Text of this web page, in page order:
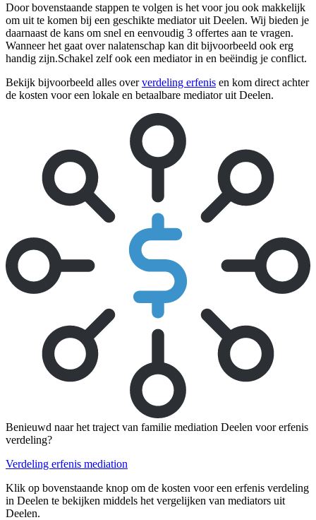
Door bovenstaande stappen te volgen is het voor jou ook makkelijk
om uit te komen bij een geschikte mediator uit Deelen. Wij bieden je
daarnaast de kans om snel en eenvoudig 3 offertes aan te vragen.
Wanneer het gaat over nalatenschap kan dit bijvoorbeeld ook erg
handig zijn.Schakel zelf ook een mediator in en beëindig je conflict.
Bekijk bijvoorbeeld alles oververdeling erfenis en kom direct achter
de kosten voor een lokale en betaalbare mediator uit Deelen.
Benieuwd naar het traject van familie mediation Deelen voor erfenis
verdeling?
Verdeling erfenis mediation
Klik op bovenstaande knop om de kosten voor een erfenis verdeling
in Deelen te bekijken middels het vergelijken van mediators uit
Deelen.